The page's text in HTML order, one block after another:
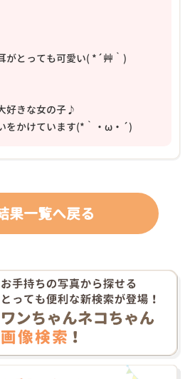
がとっても可愛い( *´艸｀)
好きな女の子♪
をかけています(*｀・ω・´)
果一覧へ戻る